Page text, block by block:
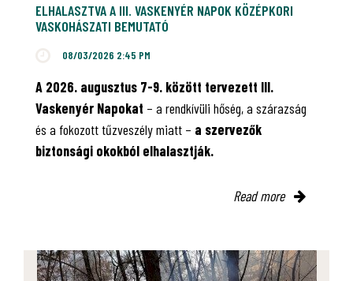
ELHALASZTVA A III. VASKENYÉR NAPOK KÖZÉPKORI
VASKOHÁSZATI BEMUTATÓ
08/03/2026 2:45 PM
A 2026. augusztus 7-9. között tervezett III.
Vaskenyér Napokat – a rendkívüli hőség, a szárazság
és a fokozott tűzveszély miatt – a szervezők
biztonsági okokból elhalasztják.
Read more